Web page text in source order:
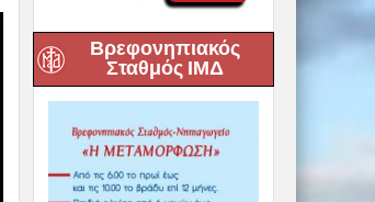
Βρεφονηπιακός
Σταθμός ΙΜΔ